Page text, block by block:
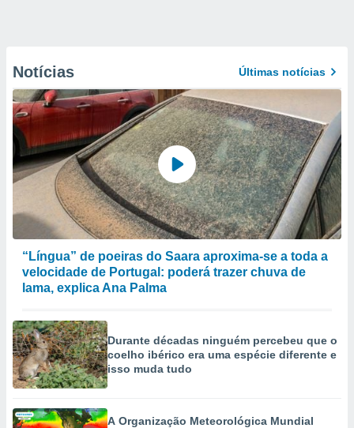
Notícias Últimas notícias
“Língua” de poeiras do Saara aproxima-se a toda a
velocidade de Portugal: poderá trazer chuva de
lama, explica Ana Palma
Durante décadas ninguém percebeu que o
coelho ibérico era uma espécie diferente e
isso muda tudo
A Organização Meteorológica Mundial